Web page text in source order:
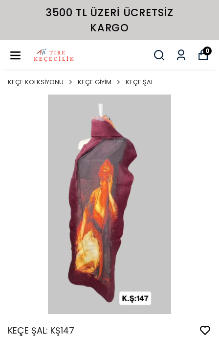
3500 TL ÜZERI ÜCRETSIZ
KARGO
0
KEÇE KOLKSİYONU KEÇE GİYİM KEÇE ŞAL
KEÇE ŞAL: KŞ147